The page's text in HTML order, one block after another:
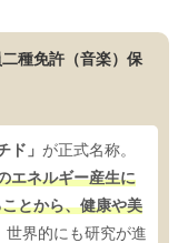
種免許（音楽）保
ド」 が正式名称。
エネルギー産生に
とから、健康や美
世界的にも研究が進